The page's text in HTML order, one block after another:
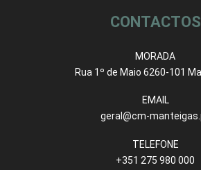
CONTACTOS
MORADA
Rua 1º de Maio 6260-101
EMAIL
geral@cm-
TELEFONE
+351 275 980 000